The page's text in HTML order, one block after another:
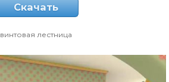
Скачать
винтовая лестница